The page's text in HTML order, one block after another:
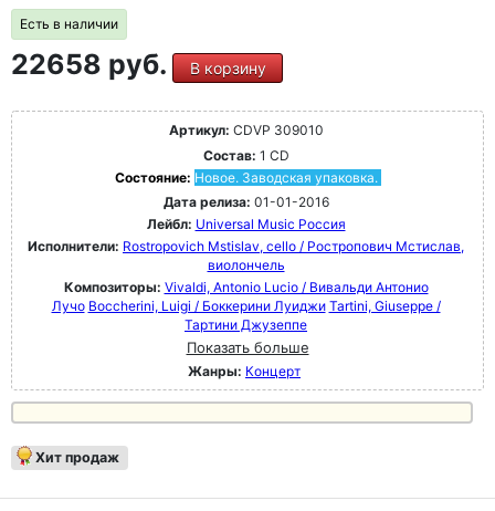
Есть в наличии
22658 руб. В корзину
Артикул: CDVP 309010
Состав: 1 CD
Состояние: Новое. Заводская упаковка.
Дата релиза: 01-01-2016
Лейбл: Universal Music Россия
Исполнители: Rostropovich Mstislav, cello / Ростропович Мстислав,
виолончель
Композиторы: Vivaldi, Antonio Lucio / Вивальди Антонио
Лучо Boccherini, Luigi / Боккерини Луиджи Tartini, Giuseppe /
Тартини Джузеппе
Показать больше
Жанры: Концерт
Хит продаж